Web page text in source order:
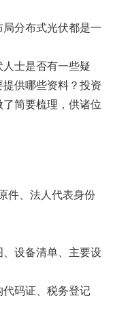
分布式光伏都是一
士是否有一些疑
供哪些资料？投资
简要梳理，供诸位
件、法人代表身份
设备清单、主要设
码证、税务登记